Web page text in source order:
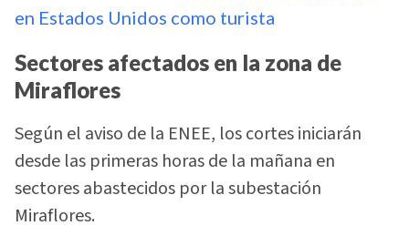
en Estados Unidos como turista
Sectores afectados en la zona de
Miraflores
Según el aviso de la ENEE, los cortes iniciarán
desde las primeras horas de la mañana en
sectores abastecidos por la subestación
Miraflores.